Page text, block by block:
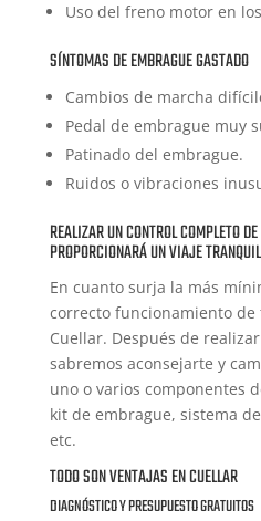
Uso del freno motor en
SÍNTOMAS DE EMBRAGUE GASTADO
Cambios de marcha
Pedal de embrague muy
Patinado del embrague.
Ruidos o vibraciones
REALIZAR UN CONTROL COMPLETO
PROPORCIONARÁ UN VIAJE
En cuanto surja la más
correcto funcionamiento de
Cuellar. Después de
sabremos aconsejarte y
uno o varios componentes
kit de embrague, sistema
etc.
TODO SON VENTAJAS EN CUELLAR
DIAGNÓSTICO Y PRESUPUESTO GRATUITOS